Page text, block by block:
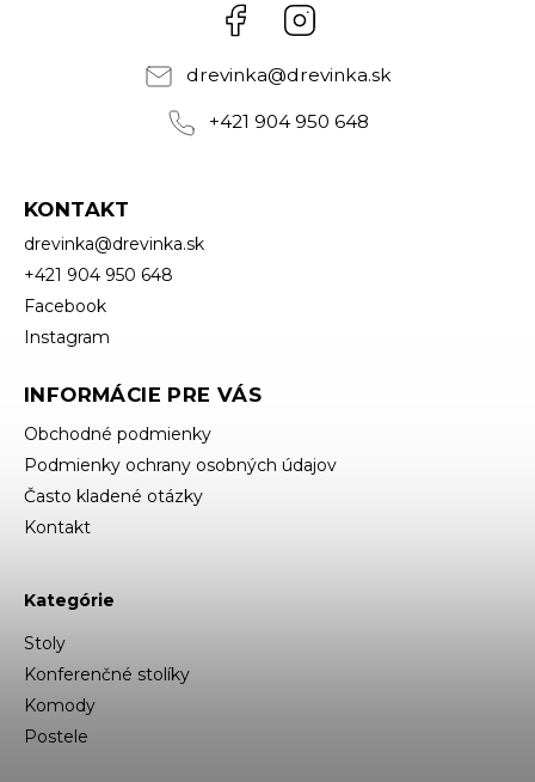
Facebook
drevinka@drevinka.sk
+421 904 950 648
KONTAKT
drevinka@drevinka.sk
+421 904 950 648
Facebook
Instagram
INFORMÁCIE PRE VÁS
Obchodné podmienky
Podmienky ochrany osobných údajov
Často kladené otázky
Kontakt
Kategórie
Stoly
Konferenčné stolíky
Komody
Postele